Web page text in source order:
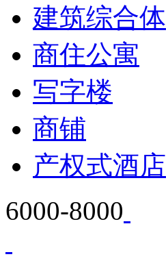
建筑综合体
商住公寓
写字楼
商铺
产权式酒店
6000-8000